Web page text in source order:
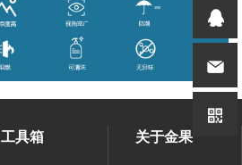
工具箱 关于金果